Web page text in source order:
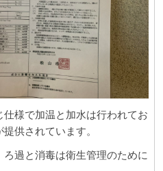
様で加温と加水は行われてお
供されています。
過と消毒は衛生管理のために